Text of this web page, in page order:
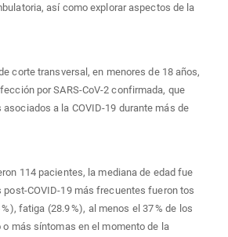
así como explorar aspectos de la
corte transversal, en menores de 18 años,
por SARS-CoV-2 confirmada, que
a la COVID-19 durante más de
114 pacientes, la mediana de edad fue
post-COVID-19 más frecuentes fueron tos
fatiga (28.9 %), al menos el 37 % de los
más síntomas en el momento de la